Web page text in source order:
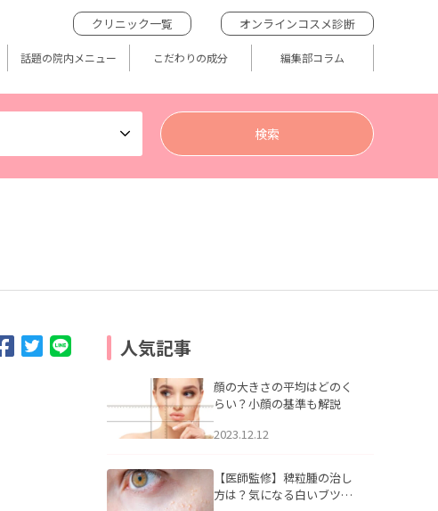
クリニック一覧 オンラインコスメ診断
話題の院内メニュー こだわりの成分 編集部コラム
人気記事
顔の大きさの平均はどのく
らい？小顔の基準も解説
2023.12.12
【医師監修】稗粒腫の治し
方は？気になる白いブツブ